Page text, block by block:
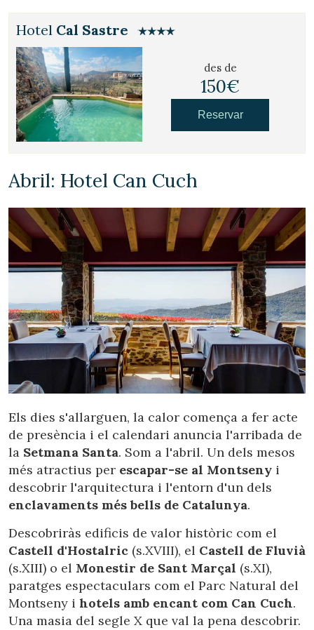
Hotel Cal Sastre
des de
150€
Reservar
Abril: Hotel Can Cuch
Els dies s'allarguen, la calor comença a fer acte
de presència i el calendari anuncia l'arribada de
la Setmana Santa. Som a l'abril. Un dels mesos
més atractius per escapar-se al Montseny i
descobrir l'arquitectura i l'entorn d'un dels
enclavaments més bells de Catalunya.
Descobriràs edificis de valor històric com el
Castell d'Hostalric (s.XVIII), el Castell de Fluvià
(s.XIII) o el Monestir de Sant Marçal (s.XI),
paratges espectaculars com el Parc Natural del
Montseny i hotels amb encant com Can Cuch.
Una masia del segle X que val la pena descobrir.